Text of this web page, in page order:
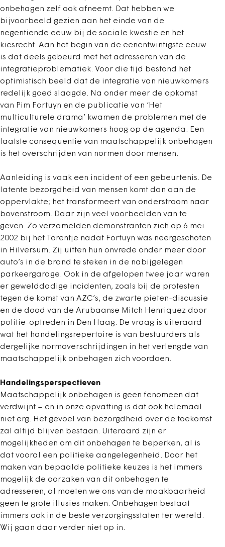
onbehagen zelf ook afneemt. Dat hebben we
bijvoorbeeld gezien aan het einde van de
negentiende eeuw bij de sociale kwestie en het
kiesrecht. Aan het begin van de eenentwintigste eeuw
is dat deels gebeurd met het adresseren van de
integratieproblematiek. Voor die tijd bestond het
optimistisch beeld dat de integratie van nieuwkomers
redelijk goed slaagde. Na onder meer de opkomst
van Pim Fortuyn en de publicatie van ‘Het
multiculturele drama’ kwamen de problemen met de
integratie van nieuwkomers hoog op de agenda. Een
laatste consequentie van maatschappelijk onbehagen
is het overschrijden van normen door mensen.
Aanleiding is vaak een incident of een gebeurtenis. De
latente bezorgdheid van mensen komt dan aan de
oppervlakte; het transformeert van onderstroom naar
bovenstroom. Daar zijn veel voorbeelden van te
geven. Zo verzamelden demonstranten zich op 6 mei
2002 bij het Torentje nadat Fortuyn was neergeschoten
in Hilversum. Zij uitten hun onvrede onder meer door
auto’s in de brand te steken in de nabijgelegen
parkeergarage. Ook in de afgelopen twee jaar waren
er gewelddadige incidenten, zoals bij de protesten
tegen de komst van AZC’s, de zwarte pieten-discussie
en de dood van de Arubaanse Mitch Henriquez door
politie-optreden in Den Haag. De vraag is uiteraard
wat het handelingsrepertoire is van bestuurders als
dergelijke normoverschrijdingen in het verlengde van
maatschappelijk onbehagen zich voordoen.
Handelingsperspectieven
Maatschappelijk onbehagen is geen fenomeen dat
verdwijnt – en in onze opvatting is dat ook helemaal
niet erg. Het gevoel van bezorgdheid over de toekomst
zal altijd blijven bestaan. Uiteraard zijn er
mogelijkheden om dit onbehagen te beperken, al is
dat vooral een politieke aangelegenheid. Door het
maken van bepaalde politieke keuzes is het immers
mogelijk de oorzaken van dit onbehagen te
adresseren, al moeten we ons van de maakbaarheid
geen te grote illusies maken. Onbehagen bestaat
immers ook in de beste verzorgingsstaten ter wereld.
Wij gaan daar verder niet op in.